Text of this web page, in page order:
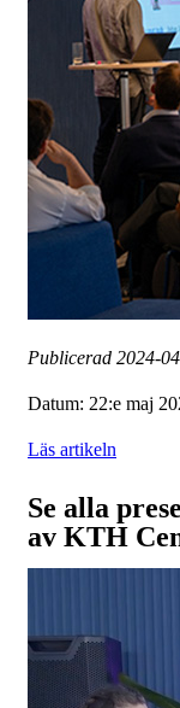
Publicerad 2024-
Datum: 22:e maj
Läs artikeln
Se alla
av KTH